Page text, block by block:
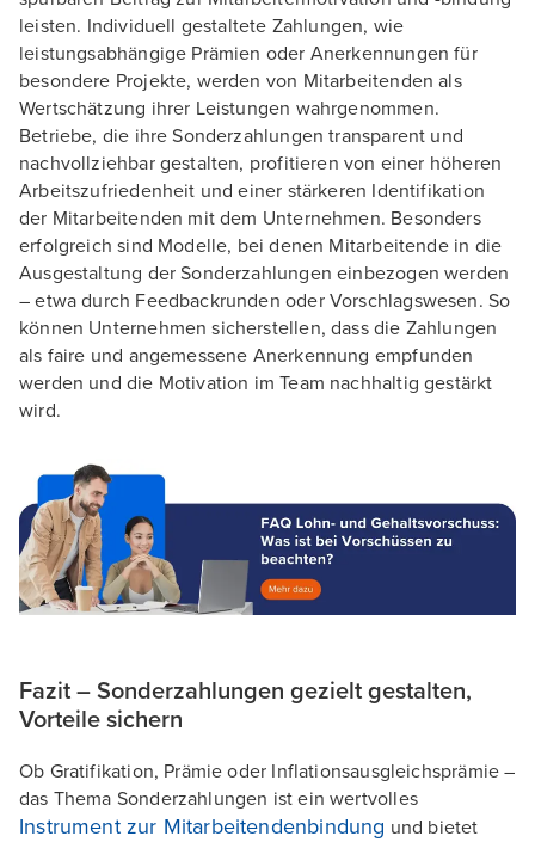
leisten. Individuell gestaltete Zahlungen, wie
leistungsabhängige Prämien oder Anerkennungen für
besondere Projekte, werden von Mitarbeitenden als
Wertschätzung ihrer Leistungen wahrgenommen.
Betriebe, die ihre Sonderzahlungen transparent und
nachvollziehbar gestalten, profitieren von einer höheren
Arbeitszufriedenheit und einer stärkeren Identifikation
der Mitarbeitenden mit dem Unternehmen. Besonders
erfolgreich sind Modelle, bei denen Mitarbeitende in die
Ausgestaltung der Sonderzahlungen einbezogen werden
– etwa durch Feedbackrunden oder Vorschlagswesen. So
können Unternehmen sicherstellen, dass die Zahlungen
als faire und angemessene Anerkennung empfunden
werden und die Motivation im Team nachhaltig gestärkt
wird.
Fazit – Sonderzahlungen gezielt gestalten,
Vorteile sichern
Ob Gratifikation, Prämie oder Inflationsausgleichsprämie –
das Thema Sonderzahlungen ist ein wertvolles
Instrument zur Mitarbeitendenbindung und bietet